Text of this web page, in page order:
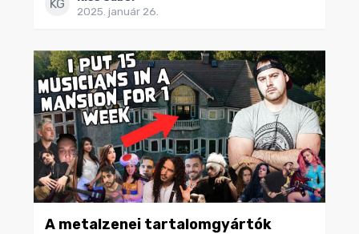
KG
2025. január 26.
A metalzenei tartalomgyártók